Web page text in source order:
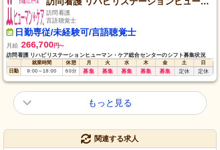
訪問看護
言語聴覚士
日勤専従/未経験可/言語聴覚士
月給 266,700円〜
訪問看護 リハビリステーションヒューマン・ケア総合センターのシフト募集状況
就業時間 休憩 月 火 水 木 金 土
日
日勤
9:00～18:00 60分 募集 募集 募集 募集 募集 定休 定休
もっと見る
関連する求人